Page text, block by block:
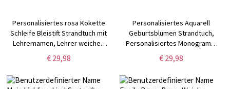
Personalisiertes rosa Kokette
Schleife Bleistift Strandtuch mit
Lehrernamen, Lehrer weiches
Handtuch,
Lehrertag/Anerkennung/Weihnachtsgeschenk
€ 29,98
Personalisiertes Aquarell
Geburtsblumen Strandtuch,
Personalisiertes Monogramm
Pooltuch, Junggesellenabschied
Geschenk, Brautjungfern
Geschenk, Urlaubsgeschenk für
Familie/Freund
€ 29,98